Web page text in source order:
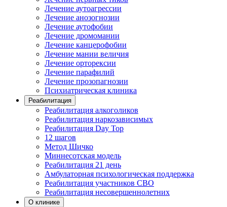
Лечение аутоагрессии
Лечение анозогнозии
Лечение аутофобии
Лечение дромомании
Лечение канцерофобии
Лечение мании величия
Лечение орторексии
Лечение парафилий
Лечение прозопагнозии
Психиатрическая клиника
Реабилитация
Реабилитация алкоголиков
Реабилитация наркозависимых
Реабилитация Day Top
12 шагов
Метод Шичко
Миннесотская модель
Реабилитация 21 день
Амбулаторная психологическая поддержка
Реабилитация участников СВО
Реабилитация несовершеннолетних
О клинике